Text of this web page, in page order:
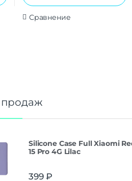
Сравнение
продаж
Silicone Case Full Xiaomi
15 Pro 4G Lilac
399₽